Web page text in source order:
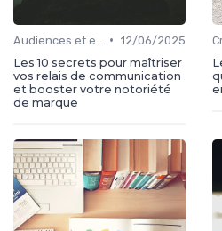
• 12/06/2025
Les 10 secrets pour maîtriser
vos relais de communication
et booster votre notoriété
de marque